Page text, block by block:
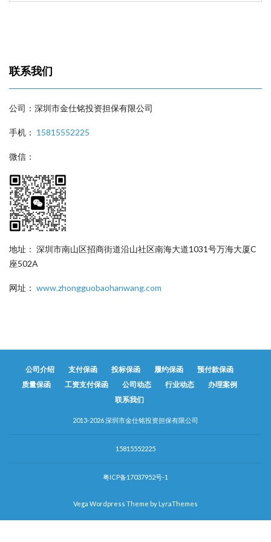
联系我们
公司：深圳市金仕铭投资担保有限公司
手机： 15815552225
微信：
地址： 深圳市南山区招商街道沿山社区南海大道1031号万海大厦C
座502A
网址： www.zhongguobaohanwang.com
公司介绍 支付保函 投标保函 履约保函
预付款保函
质量保函
工资支付保函 公司动态 行业动态
办理案例
联系我们
2013-2026 深圳市金仕铭投资担保有限公司
15815552225
粤ICP备17037952号-1
Vega Wordpress Theme by LyraThemes